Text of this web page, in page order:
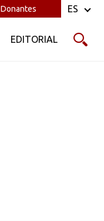
Donantes
EDITORIAL
ES